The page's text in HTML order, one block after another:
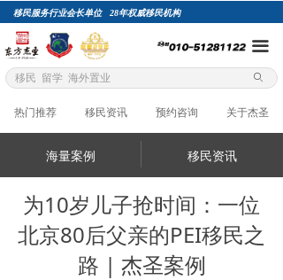
移民服务行业会长单位 28年权威移民机构
끀
网站首页
项目自选
精英团队
成功案例
总裁专栏
ꄙ
热门推荐 移民资讯 预约咨询 关于杰圣
为10岁儿子抢时间：一位
北京80后父亲的PEI移民之
路 | 杰圣案例
海量案例 移民资讯